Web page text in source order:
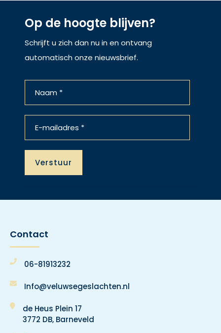
Op de hoogte blijven?
Schrijft u zich dan nu in en ontvang
automatisch onze nieuwsbrief.
Contact
06-81913232
Info@veluwsegeslachten.nl
de Heus Plein 17
3772 DB, Barneveld